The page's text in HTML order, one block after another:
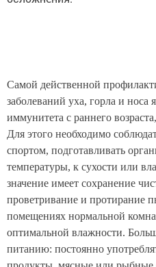
Самой действенной
заболеваний уха, горла и носа
иммунитета с раннего
Для этого необходимо
спортом, подготавливать
температуры, к сухости или
значение имеет сохранение
проветривание и протирание
помещениях нормальной
оптимальной влажности.
питанию: постоянно